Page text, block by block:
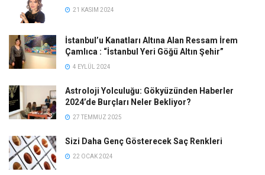
21 KASIM 2024
İstanbul’u Kanatları Altına Alan Ressam İrem
Çamlıca : “İstanbul Yeri Göğü Altın Şehir”
4 EYLÜL 2024
Astroloji Yolculuğu: Gökyüzünden Haberler
2024’de Burçları Neler Bekliyor?
27 TEMMUZ 2025
Sizi Daha Genç Gösterecek Saç Renkleri
22 OCAK 2024